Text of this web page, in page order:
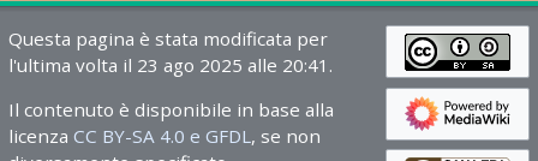
Questa pagina è stata modificata per
l'ultima volta il 23 ago 2025 alle 20:41.
Il contenuto è disponibile in base alla
licenza CC BY-SA 4.0 e GFDL, se non